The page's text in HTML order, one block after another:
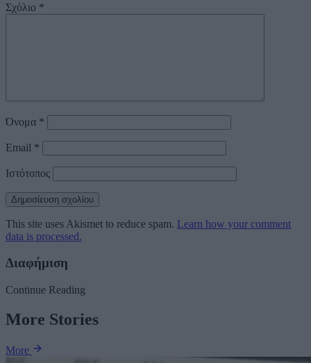
Σχόλιο *
Όνομα *
Email *
Ιστότοπος
This site uses Akismet to reduce spam. Learn how your comment
data is processed.
Διαφήμιση
Continue Reading
More Stories
More